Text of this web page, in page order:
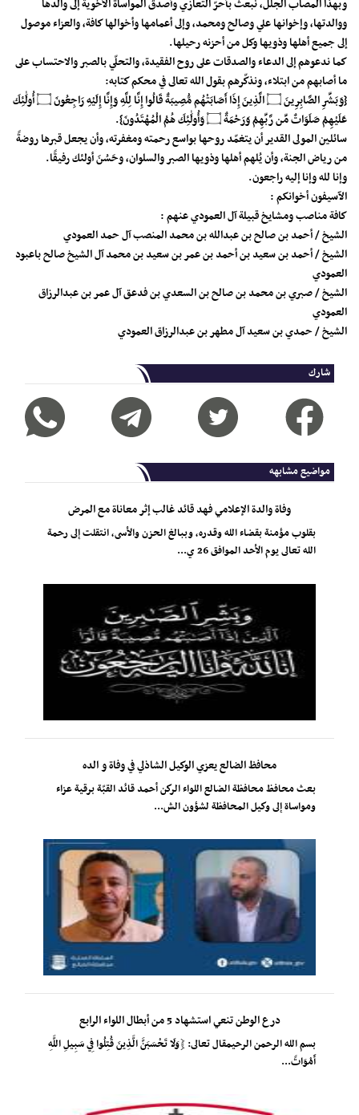
وبهذا المصاب الجلل، نبعث بأحرّ التعازي وأصدق المواساة الأخوية إلى والدها
ووالدتها، وإخوانها علي وصالح ومحمد، وإلى أعمامها وأخوالها كافة، والعزاء موصول
إلى جميع أهلها وذويها وكل من أحزنه رحيلها.
كما ندعوهم إلى الدعاء والصدقات على روح الفقيدة، والتحلّي بالصبر والاحتساب على
ما أصابهم من ابتلاء، ونذكّرهم بقول الله تعالى في محكم كتابه:
{وَبَشِّرِ الصَّابِرِينَ ۝ الَّذِينَ إِذَا أَصَابَتْهُم مُّصِيبَةٌ قَالُوا إِنَّا لِلَّهِ وَإِنَّا إِلَيْهِ رَاجِعُونَ ۝ أُولَٰئِكَ
عَلَيْهِمْ صَلَوَاتٌ مِّن رَّبِّهِمْ وَرَحْمَةٌ ۝ وَأُولَٰئِكَ هُمُ الْمُهْتَدُونَ}.
سائلين المولى القدير أن يتغمّد روحها بواسع رحمته ومغفرته، وأن يجعل قبرها روضةً
من رياض الجنة، وأن يُلهم أهلها وذويها الصبر والسلوان، وحَسُنَ أولئك رفيقًا.
وإنا لله وإنا إليه راجعون.
الآسيفون أخوانكم :
كافة مناصب ومشايخ قبيلة آل العمودي عنهم :
الشيخ / أحمد بن صالح بن عبدالله بن محمد المنصب آل حمد العمودي
الشيخ / أحمد بن سعيد بن أحمد بن عمر بن سعيد بن محمد آل الشيخ صالح باعبود
العمودي
الشيخ / صبري بن محمد بن صالح بن السعدي بن فدعق آل عمر بن عبدالرزاق
العمودي
الشيخ / حمدي بن سعيد آل مطهر بن عبدالرزاق العمودي
شارك
مواضيع مشابهه
وفاة والدة الإعلامي فهد قائد غالب إثر معاناة مع المرض
بقلوب مؤمنة بقضاء الله وقدره، وببالغ الحزن والأسى، انتقلت إلى رحمة
الله تعالى يوم الأحد الموافق 26 ي...
محافظ الضالع يعزي الوكيل الشاذلي في وفاة و الده
بعث محافظ محافظة الضالع اللواء الركن أحمد قائد القبّة برقية عزاء
ومواساة إلى وكيل المحافظة لشؤون الش...
درع الوطن تنعي استشهاد 5 من أبطال اللواء الرابع
بسم الله الرحمن الرحيمقال تعالى: ﴿وَلَا تَحْسَبَنَّ الَّذِينَ قُتِلُوا فِي سَبِيلِ اللَّهِ
أَمْوَاتً...